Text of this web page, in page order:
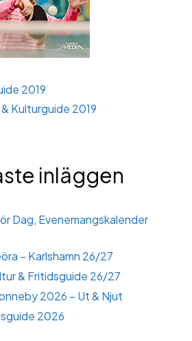
2019
Kulturguide 2019
inläggen
Dag, Evenemangskalender
– Karlshamn 26/27
& Fritidsguide 26/27
2026 – Ut & Njut
2026